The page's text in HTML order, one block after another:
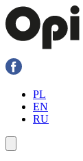
PL
EN
RU